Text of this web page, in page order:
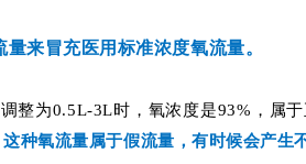
来冒充医用标准浓度氧流量。
整为0.5L-3L时，氧浓度是93%，属
种氧流量属于假流量，有时候会产生